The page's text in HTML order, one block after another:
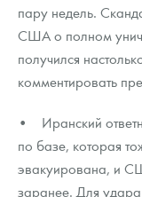
Монеты и жетоны из
Книги по нумизматике
пару недель.
США о полном
получился
комментировать
• Иранский
по базе, которая
эвакуирована, и
заранее. Для